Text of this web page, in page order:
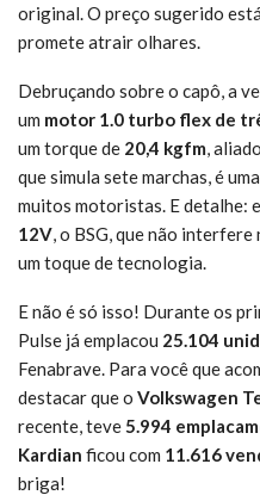
original. O preço sugerido
promete atrair olhares.
Debruçando sobre o capô, a
um motor 1.0 turbo flex de
um torque de 20,4 kgfm,
que simula sete marchas, é
muitos motoristas. E detalhe:
12V, o BSG, que não interfere
um toque de tecnologia.
E não é só isso! Durante os
Pulse já emplacou 25.104
Fenabrave. Para você que
destacar que o Volkswagen
recente, teve5.994
Kardian ficou com 11.616
briga!